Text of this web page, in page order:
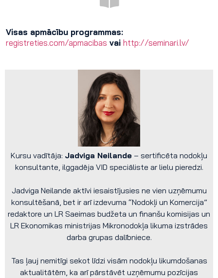
Visas apmācību programmas:
registreties.com/apmacibas vai http://seminari.lv/
Kursu vadītāja: Jadviga Neilande – sertificēta nodokļu
konsultante, ilggadēja VID speciāliste ar lielu pieredzi.
Jadviga Neilande aktīvi iesaistījusies ne vien uzņēmumu
konsultēšanā, bet ir arī izdevuma “Nodokļi un Komercija”
redaktore un LR Saeimas budžeta un finanšu komisijas un
LR Ekonomikas ministrijas Mikronodokļa likuma izstrādes
darba grupas dalībniece.
Tas ļauj nemitīgi sekot līdzi visām nodokļu likumdošanas
aktualitātēm, ka arī pārstāvēt uzņēmumu pozīcijas